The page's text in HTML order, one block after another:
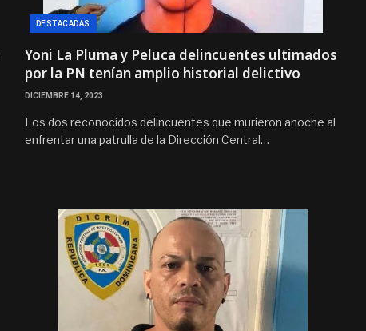
DESTACADAS
Yoni La Pluma y Peluca delincuentes ultimados
por la PN tenían amplio historial delictivo
DICIEMBRE 14, 2023
Los dos reconocidos delincuentes que murieron anoche al
enfrentar una patrulla de la Dirección Central…